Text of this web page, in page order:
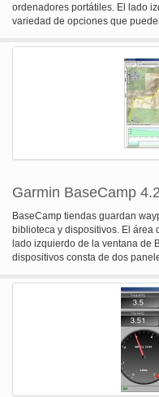
ordenadores portátiles. El lado
variedad de opciones que
estado actual de cada hilo en tu
Garmin BaseCamp
BaseCamp tiendas guardan
biblioteca y dispositivos. El área
lado izquierdo de la ventana de
dispositivos consta de dos
dispositivos aparece en el lado